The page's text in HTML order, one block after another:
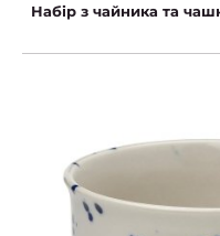
Набір з чайника та